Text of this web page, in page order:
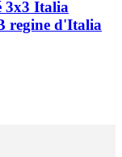
3x3 Italia
regine d'Italia